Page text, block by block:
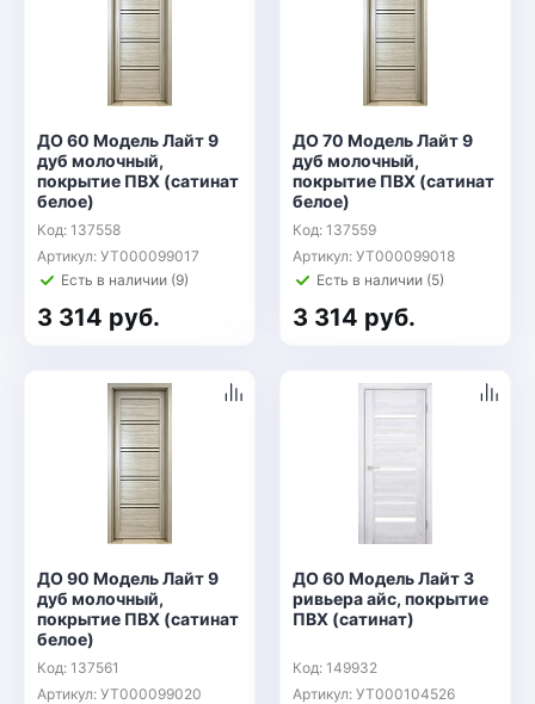
ДО 60 Модель Лайт 9
дуб молочный,
покрытие ПВХ (сатинат
белое)
Код: 137558
Артикул: УТ000099017
Есть в наличии (9)
3 314 руб.
ДО 70 Модель Лайт 9
дуб молочный,
покрытие ПВХ (сатинат
белое)
Код: 137559
Артикул: УТ000099018
Есть в наличии (5)
3 314 руб.
ДО 90 Модель Лайт 9
дуб молочный,
покрытие ПВХ (сатинат
белое)
Код: 137561
Артикул: УТ000099020
ДО 60 Модель Лайт 3
ривьера айс, покрытие
ПВХ (сатинат)
Код: 149932
Артикул: УТ000104526